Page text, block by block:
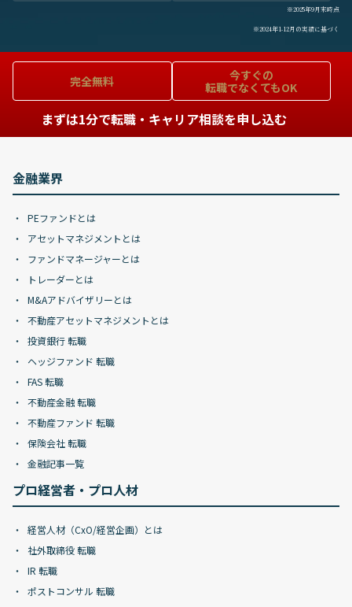
※2025年9月末時点
※2024年1-12月の実績に基づく
完全無料
今すぐの
転職でなくてもOK
まずは1分で転職・キャリア相談を申し込む
金融業界
PEファンドとは
アセットマネジメントとは
ファンドマネージャーとは
トレーダーとは
M&Aアドバイザリーとは
不動産アセットマネジメントとは
投資銀行 転職
ヘッジファンド 転職
FAS 転職
不動産金融 転職
不動産ファンド 転職
保険会社 転職
金融記事一覧
プロ経営者・プロ人材
経営人材（CxO/経営企画）とは
社外取締役 転職
IR 転職
ポストコンサル 転職